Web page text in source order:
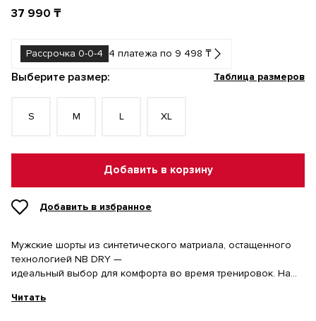
37 990 ₸
Рассрочка 0-0-4 4 платежа по 9 498 ₸
Выберите размер: Таблица размеров
S M L XL
Добавить в корзину
Добавить в избранное
Мужские шорты из синтетического матриала, остащенного
технологией NB DRY —
идеальный выбор для комфорта во время тренировок. На
эластичная резинка обеспечивает прекрасную
Читать